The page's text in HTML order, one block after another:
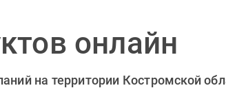
онлайн
на территории Костромской